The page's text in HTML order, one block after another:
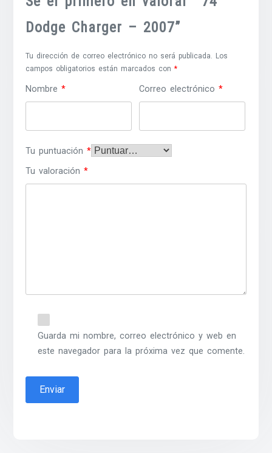
Dodge Charger – 2007”
Tu dirección de correo electrónico no será publicada.
Los
campos obligatorios están marcados con*
Nombre* Correo electrónico*
Tu puntuación*
Tu valoración*
Guarda mi nombre, correo electrónico y web en
este navegador para la próxima vez que comente.